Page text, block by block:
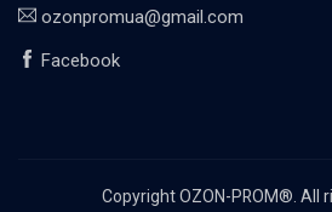
ozonpromua@gmail.com
Facebook
Copyright OZON-PROM®. All